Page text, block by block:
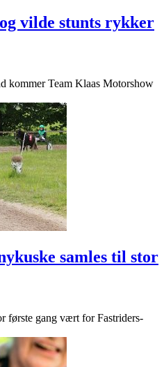
vilde stunts rykker
kommer Team Klaas Motorshow
samles til stor
første gang vært for Fastriders-